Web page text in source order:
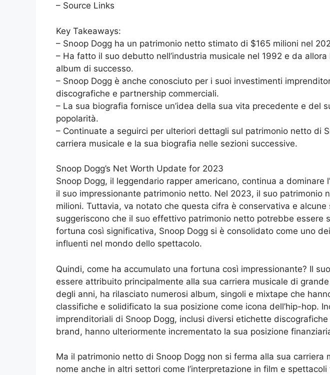
– Source Links
Key Takeaways:
– Snoop Dogg ha un patrimonio netto stimato di $165 milioni nel
– Ha fatto il suo debutto nell’industria musicale nel 1992 e da
album di successo.
– Snoop Dogg è anche conosciuto per i suoi investimenti
discografiche e partnership commerciali.
– La sua biografia fornisce un’idea della sua vita precedente e del
popolarità.
– Continuate a seguirci per ulteriori dettagli sul patrimonio netto di
carriera musicale e la sua biografia nelle sezioni successive.
Snoop Dogg’s Net Worth Update for 2023
Snoop Dogg, il leggendario rapper americano, continua a dominare
il suo impressionante patrimonio netto. Nel 2023, il suo patrimonio
milioni. Tuttavia, va notato che questa cifra è conservativa e alcune
suggeriscono che il suo effettivo patrimonio netto potrebbe essere
fortuna così significativa, Snoop Dogg si è consolidato come uno
influenti nel mondo dello spettacolo.
Quindi, come ha accumulato una fortuna così impressionante? Il
essere attribuito principalmente alla sua carriera musicale di
degli anni, ha rilasciato numerosi album, singoli e mixtape che
classifiche e solidificato la sua posizione come icona dell’hip-hop.
imprenditoriali di Snoop Dogg, inclusi diversi etichette
brand, hanno ulteriormente incrementato la sua posizione
Ma il patrimonio netto di Snoop Dogg non si ferma alla sua carriera
nome anche in altri settori come l’interpretazione in film e